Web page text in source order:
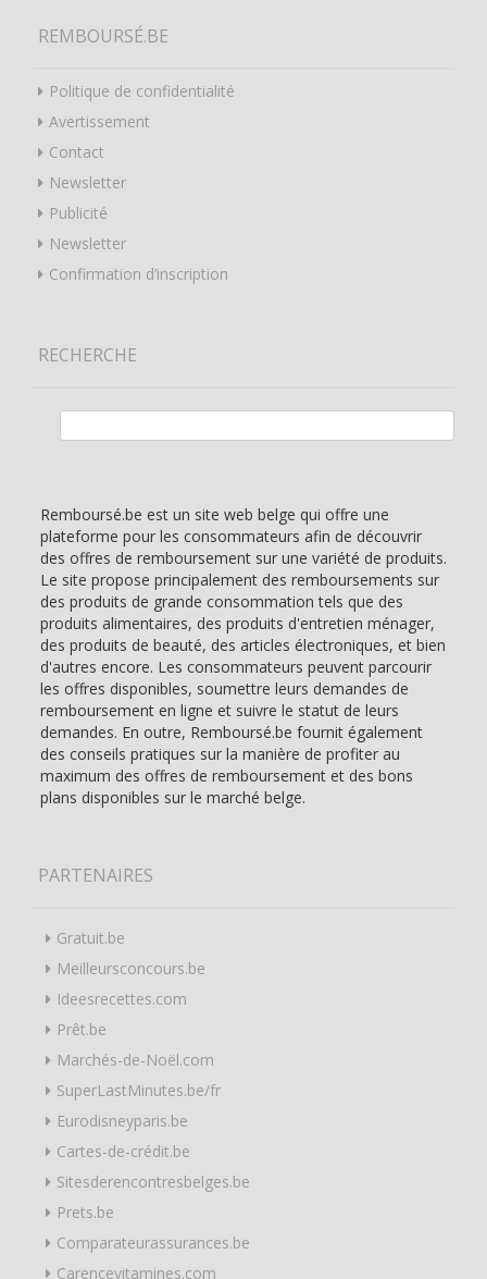
REMBOURSÉ.BE
Politique de confidentialité
Avertissement
Contact
Newsletter
Publicité
Newsletter
Confirmation d’inscription
RECHERCHE
Remboursé.be est un site web belge qui offre une
plateforme pour les consommateurs afin de découvrir
des offres de remboursement sur une variété de produits.
Le site propose principalement des remboursements sur
des produits de grande consommation tels que des
produits alimentaires, des produits d'entretien ménager,
des produits de beauté, des articles électroniques, et bien
d'autres encore. Les consommateurs peuvent parcourir
les offres disponibles, soumettre leurs demandes de
remboursement en ligne et suivre le statut de leurs
demandes. En outre, Remboursé.be fournit également
des conseils pratiques sur la manière de profiter au
maximum des offres de remboursement et des bons
plans disponibles sur le marché belge.
PARTENAIRES
Gratuit.be
Meilleursconcours.be
Ideesrecettes.com
Prêt.be
Marchés-de-Noël.com
SuperLastMinutes.be/fr
Eurodisneyparis.be
Cartes-de-crédit.be
Sitesderencontresbelges.be
Prets.be
Comparateurassurances.be
Carencevitamines.com